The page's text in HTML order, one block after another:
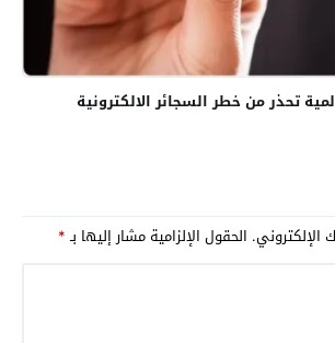
تحذر من خطر السجائر الالكترونية
الإلكتروني. الحقول الإلزامية مشار إليها بـ*